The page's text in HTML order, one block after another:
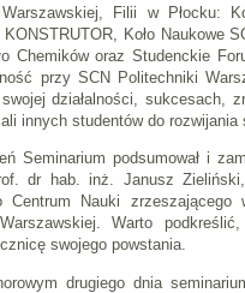
Filii w Płocku:
KONSTRUTOR, Koło Naukowe
Chemików oraz Studenckie
przy SCN Politechniki
działalności, sukcesach,
innych studentów do
Seminarium podsumował i
dr hab. inż. Janusz
Centrum Nauki zrzeszającego
Warto
swojego powstania.
drugiego dnia